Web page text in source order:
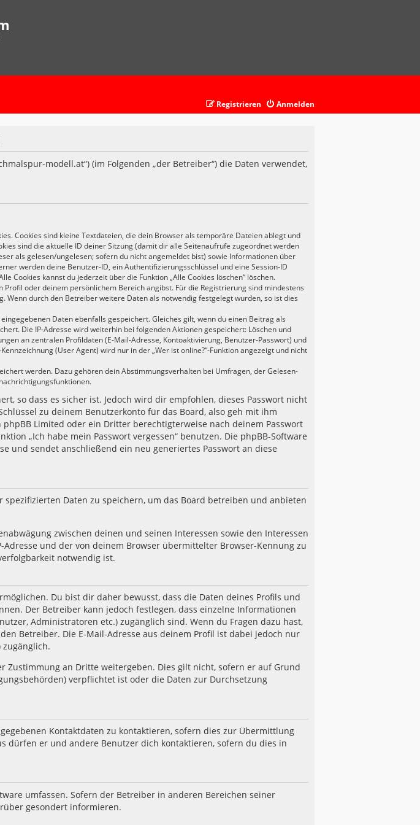
Anmelden
Registrieren
modell.at“) (im Folgenden „der Betreiber“) die Daten verwendet,
Cookies sind kleine Textdateien, die dein Browser als temporäre Dateien ablegt und
sind die aktuelle ID deiner Sitzung (damit dir alle Seitenaufrufe zugeordnet werden
als gelesen/ungelesen; sofern du nicht angemeldet bist) sowie Informationen über
werden deine Benutzer-ID, ein Authentifizierungsschlüssel und eine Session-ID
Cookies kannst du jederzeit über die Funktion „Alle Cookies löschen“ löschen.
oder deinem persönlichem Bereich angibst. Für die Registrierung sind mindestens
durch den Betreiber weitere Daten als notwendig festgelegt wurden, so ist dies
Daten ebenfalls gespeichert. Gleiches gilt, wenn du einen Beitrag als
Die IP-Adresse wird weiterhin bei folgenden Aktionen gespeichert: Löschen und
an zentralen Profildaten (E-Mail-Adresse, Kontoaktivierung, Benutzer-Passwort) und
(User Agent) wird nur in der „Wer ist online?“-Funktion angezeigt und nicht
werden. Dazu gehören dein Abstimmungsverhalten bei Umfragen, der Gelesen-
so dass es sicher ist. Jedoch wird dir empfohlen, dieses Passwort nicht
zu deinem Benutzerkonto für das Board, also geh mit ihm
Limited oder ein Dritter berechtigterweise nach deinem Passwort
„Ich habe mein Passwort vergessen“ benutzen. Die phpBB-Software
und sendet anschließend ein neu generiertes Passwort an diese
Daten zu speichern, um das Board betreiben und anbieten
zwischen deinen und seinen Interessen sowie den Interessen
und der von deinem Browser übermittelter Browser-Kennung zu
notwendig ist.
Du bist dir daher bewusst, dass die Daten deines Profils und
Der Betreiber kann jedoch festlegen, dass einzelne Informationen
Administratoren etc.) zugänglich sind. Wenn du Fragen dazu hast,
Betreiber. Die E-Mail-Adresse aus deinem Profil ist dabei jedoch nur
an Dritte weitergeben. Dies gilt nicht, sofern er auf Grund
verpflichtet ist oder die Daten zur Durchsetzung
Kontaktdaten zu kontaktieren, sofern dies zur Übermittlung
er und andere Benutzer dich kontaktieren, sofern du dies in
umfassen. Sofern der Betreiber in anderen Bereichen seiner
gesondert informieren.